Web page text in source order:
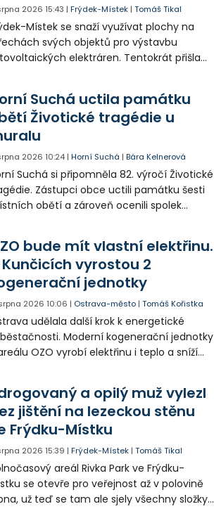
2026 15:43 |Frýdek-Místek |Tomáš Tikal
Místek se snaží využívat plochy na
svých objektů pro výstavbu
elektráren. Tentokrát přišla
Suchá uctila památku
Životické tragédie u
2026 10:24 |Horní Suchá |Bára Kelnerová
Suchá si připomněla 82. výročí Životické
Zástupci obce uctili památku šesti
obětí a zároveň ocenili spolek
bude mít vlastní elektřinu.
Kunčicích vyrostou 2
jednotky
2026 10:06 | Ostrava-město |Tomáš Kořistka
udělala další krok k energetické
Moderní kogenerační jednotky
OZO vyrobí elektřinu i teplo a sníží
a opilý muž vylezl
jištění na lezeckou stěnu
Frýdku-Místku
2026 15:39 |Frýdek-Místek |Tomáš Tikal
areál Rivka Park ve Frýdku-
se otevře pro veřejnost až v polovině
už teď se tam ale sjely všechny složky